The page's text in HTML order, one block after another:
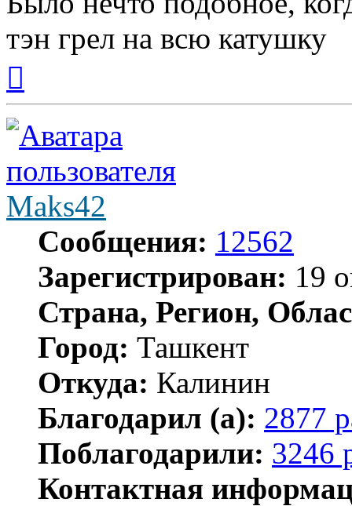
тэн грел на всю катушку
началу
Maks42
Сообщения: 12562
Зарегистрирован: 19
Страна, Регион,
Город: Ташкент
Откуда: Калинин
Благодарил (а): 2877
Поблагодарили: 3246
Контактная